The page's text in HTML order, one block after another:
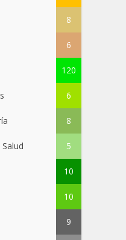
8
6
120
6
8
5
10
10
9